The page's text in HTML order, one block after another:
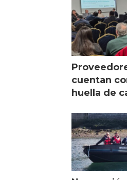
cuentan
huella de